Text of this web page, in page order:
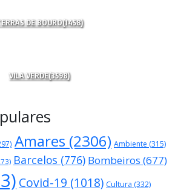
DE BOURO(1458)
VILA VERDE(3598)
Amares (2306) Ambiente (315)
Barcelos (776) Bombeiros (677)
Covid-19 (1018) Cultura (332)